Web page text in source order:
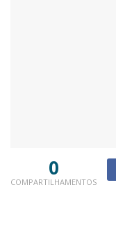
0
COMPARTILHAMENTOS